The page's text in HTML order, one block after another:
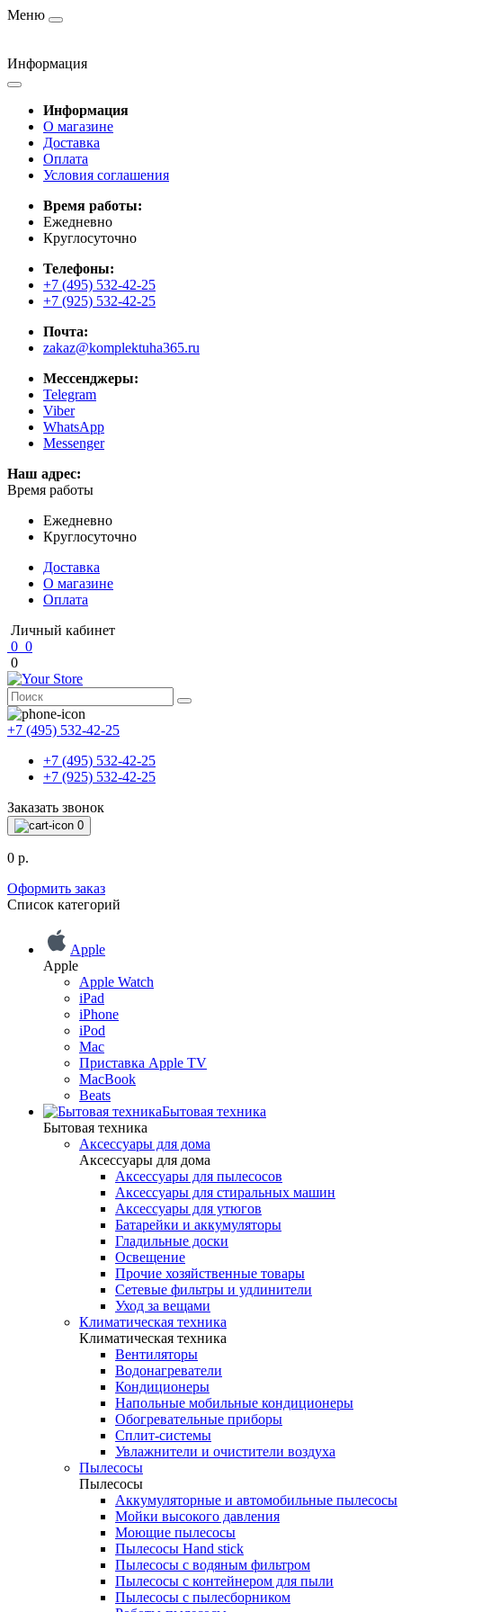
Меню
Информация
Информация
О магазине
Доставка
Оплата
Условия соглашения
Время работы:
Ежедневно
Круглосуточно
Телефоны:
+7 (495) 532-42-25
+7 (925) 532-42-25
Почта:
zakaz@komplektuha365.ru
Мессенджеры:
Telegram
Viber
WhatsApp
Messenger
Наш адрес:
Время работы
Ежедневно
Круглосуточно
Доставка
О магазине
Оплата
Личный кабинет
0 0
0
+7 (495) 532-42-25
+7 (495) 532-42-25
+7 (925) 532-42-25
Заказать звонок
0
0 р.
Оформить заказ
Список категорий
Apple
Apple
Apple Watch
iPad
iPhone
iPod
Mac
Приставка Apple TV
MacBook
Beats
Бытовая техника
Бытовая техника
Аксессуары для дома
Аксессуары для дома
Аксессуары для пылесосов
Аксессуары для стиральных машин
Аксессуары для утюгов
Батарейки и аккумуляторы
Гладильные доски
Освещение
Прочие хозяйственные товары
Сетевые фильтры и удлинители
Уход за вещами
Климатическая техника
Климатическая техника
Вентиляторы
Водонагреватели
Кондиционеры
Напольные мобильные кондиционеры
Обогревательные приборы
Сплит-системы
Увлажнители и очистители воздуха
Пылесосы
Пылесосы
Аккумуляторные и автомобильные пылесосы
Мойки высокого давления
Моющие пылесосы
Пылесосы Hand stick
Пылесосы с водяным фильтром
Пылесосы с контейнером для пыли
Пылесосы с пылесборником